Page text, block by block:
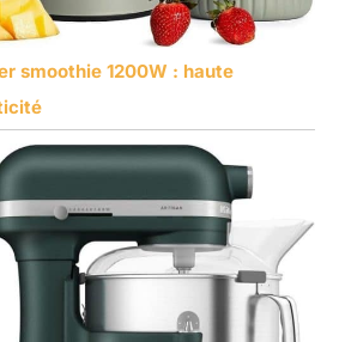
smoothie 1200W : haute